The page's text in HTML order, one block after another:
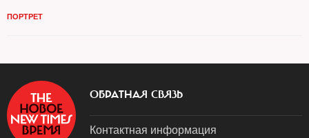
ПОРТРЕТ
ОБРАТНАЯ СВЯЗЬ
Контактная информация